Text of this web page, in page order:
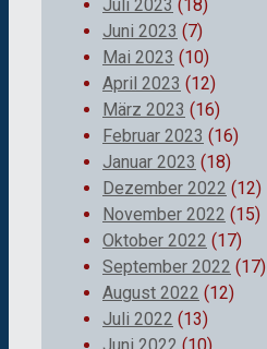
Juli 2023 (18)
Juni 2023 (7)
Mai 2023 (10)
April 2023 (12)
März 2023 (16)
Februar 2023 (16)
Januar 2023 (18)
Dezember 2022 (12)
November 2022 (15)
Oktober 2022 (17)
September 2022 (17)
August 2022 (12)
Juli 2022 (13)
Juni 2022 (10)